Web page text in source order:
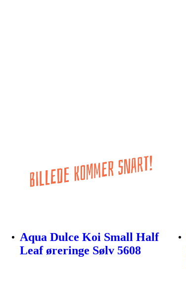
Aqua Dulce Koi Small Half
Leaf øreringe Sølv 5608